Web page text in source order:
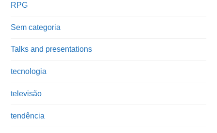
RPG
Sem categoria
Talks and presentations
tecnologia
televisão
tendência